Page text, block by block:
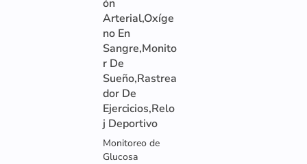
ón
Arterial,Oxíge
no En
Sangre,Monito
r De
Sueño,Rastrea
dor De
Ejercicios,Relo
j Deportivo
Monitoreo de
Glucosa